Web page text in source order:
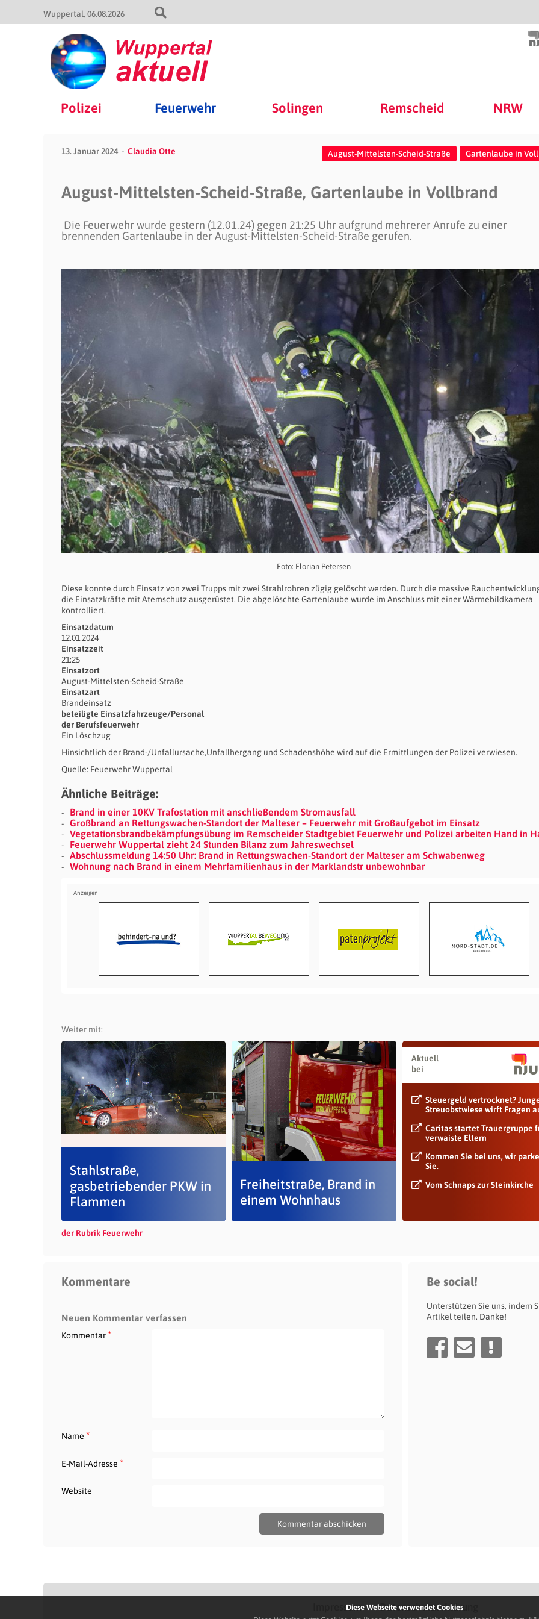
Wuppertal 06.08.2026
Polizei Feuerwehr Solingen Remscheid NRW
13. Januar 2024 Claudia Otte August-Mittelsten-Scheid-Straße Gartenlaube in
August-Mittelsten-Scheid-Straße, Gartenlaube in Vollbrand
Die Feuerwehr wurde gestern (12.01.24) gegen 21:25 Uhr aufgrund mehrerer Anrufe zu einer
brennenden Gartenlaube in der August-Mittelsten-Scheid-Straße gerufen.
Foto: Florian Petersen
Diese konnte durch Einsatz von zwei Trupps mit zwei Strahlrohren zügig gelöscht werden. Durch die massive
die Einsatzkräfte mit Atemschutz ausgerüstet. Die abgelöschte Gartenlaube wurde im Anschluss mit einer Wärmebildkamera
kontrolliert.
Einsatzdatum
12.01.2024
Einsatzzeit
21:25
Einsatzort
August-Mittelsten-Scheid-Straße
Einsatzart
Brandeinsatz
beteiligte Einsatzfahrzeuge/Personal
der Berufsfeuerwehr
Ein Löschzug
Hinsichtlich der Brand-/Unfallursache,Unfallhergang und Schadenshöhe wird auf die Ermittlungen der Polizei verwiesen.
Quelle: Feuerwehr Wuppertal
Ähnliche Beiträge:
Brand in einer 10KV Trafostation mit anschließendem Stromausfall
Großbrand an Rettungswachen-Standort der Malteser – Feuerwehr mit Großaufgebot im Einsatz
Vegetationsbrandbekämpfungsübung im Remscheider Stadtgebiet Feuerwehr und Polizei arbeiten Hand in
Feuerwehr Wuppertal zieht 24 Stunden Bilanz zum Jahreswechsel
Abschlussmeldung 14:50 Uhr: Brand in Rettungswachen-Standort der Malteser am Schwabenweg
Wohnung nach Brand in einem Mehrfamilienhaus in der Marklandstr unbewohnbar
Weiter mit:
Stahlstraße,
gasbetriebender PKW in
Flammen
Freiheitstraße, Brand in
einem Wohnhaus
Aktuell
bei
Steuergeld vertrocknet?
Streuobstwiese wirft Fragen
Caritas startet Trauergruppe
verwaiste Eltern
Kommen Sie bei uns, wir
Sie.
Vom Schnaps zur Steinkirche
der Rubrik Feuerwehr
Kommentare
Neuen Kommentar verfassen
Kommentar*
Name *
E-Mail-Adresse *
Website
Be social!
Unterstützen Sie uns, indem
Artikel teilen. Danke!
Impressum Datenschutzerklärung
Diese Webseite verwendet Cookies